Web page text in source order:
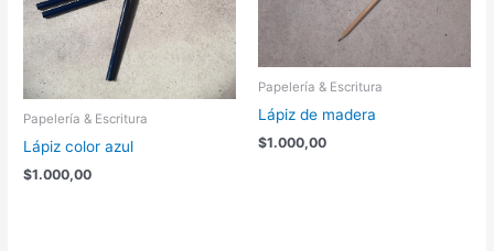
Papelería & Escritura
Lápiz color azul
$1.000,00
Papelería & Escritura
Lápiz de madera
$1.000,00